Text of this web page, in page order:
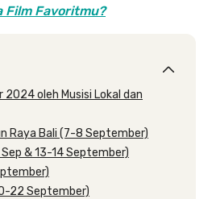
Film Favoritmu?
2024 oleh Musisi Lokal dan
Raya Bali (7-8 September)
Sep & 13-14 September)
22 September)